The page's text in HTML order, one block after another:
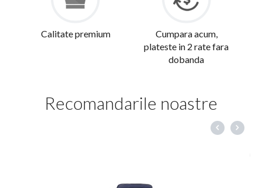
Calitate premium
Cumpara acum,
plateste in 2 rate fara
dobanda
Recomandarile noastre